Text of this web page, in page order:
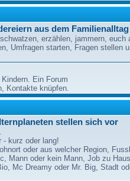
aus dem Familienalltag
erzählen, jammern, euch
Umfragen starten, Fragen stellen
Ein Forum
Kontakte knüpfen.
stellen sich vor
- kurz oder lang!
oder aus welcher Region,
Mann oder kein Mann, Job zu
Mc Dreamy oder Mr. Big, Stadt